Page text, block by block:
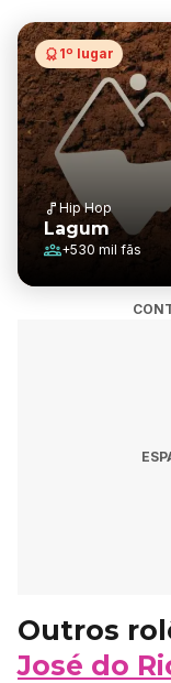
1º lugar
Hip Hop
Lagum
+530 mil fãs
Outros
José do